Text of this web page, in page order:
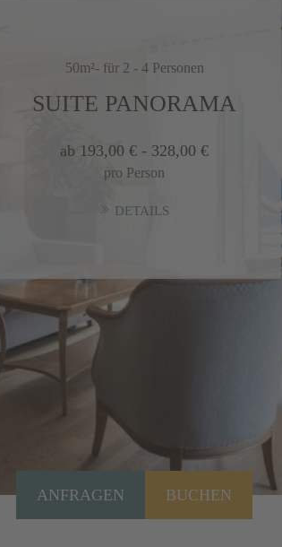
50m²- für 2 - 4 Personen
SUITE PANORAMA
ab 193,00 € - 328,00 €
pro Person
DETAILS
ANFRAGEN BUCHEN